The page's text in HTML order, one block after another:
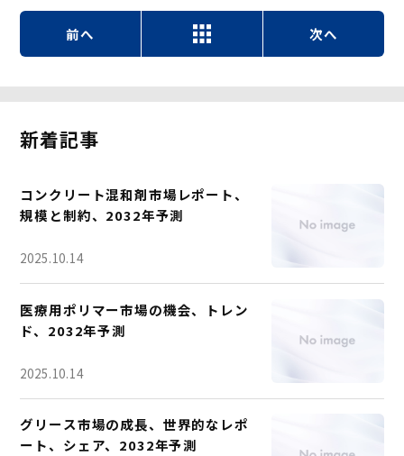
前へ 次へ
新着記事
コンクリート混和剤市場レポート、
規模と制約、2032年予測
2025.10.14
医療用ポリマー市場の機会、トレン
ド、2032年予測
2025.10.14
グリース市場の成長、世界的なレポ
ート、シェア、2032年予測